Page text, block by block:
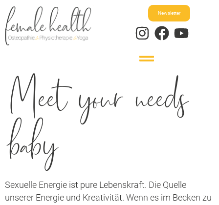
Newsletter
Meet your needs
baby
Sexuelle Energie ist pure Lebenskraft. Die Quelle
unserer Energie und Kreativität. Wenn es im Becken zu